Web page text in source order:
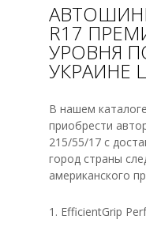
R17
УРОВНЯ
УКРАИНЕ
В нашем
приобрести
215/55/17 с
город страны
американского
1. EfficientGrip